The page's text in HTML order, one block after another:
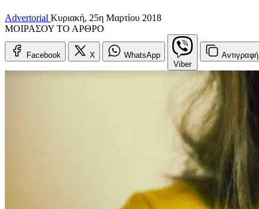
Advertorial Κυριακή, 25η Μαρτίου 2018
ΜΟΙΡΑΣΟΥ ΤΟ ΑΡΘΡΟ
Facebook X
WhatsApp
Viber
Αντιγραφή